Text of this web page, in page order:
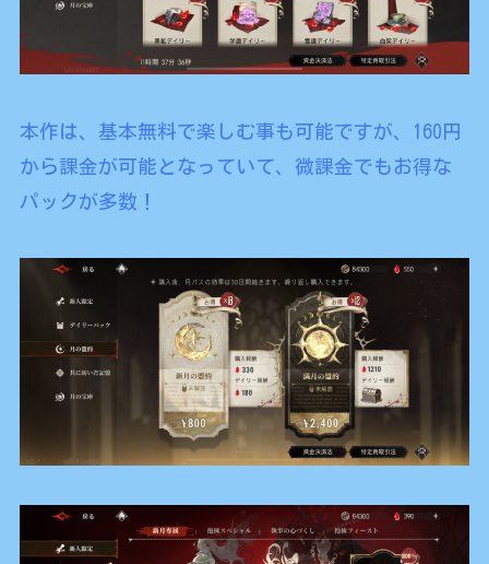
本作は、基本無料で楽しむ事も可能ですが、160円
から課金が可能となっていて、微課金でもお得な
パックが多数！